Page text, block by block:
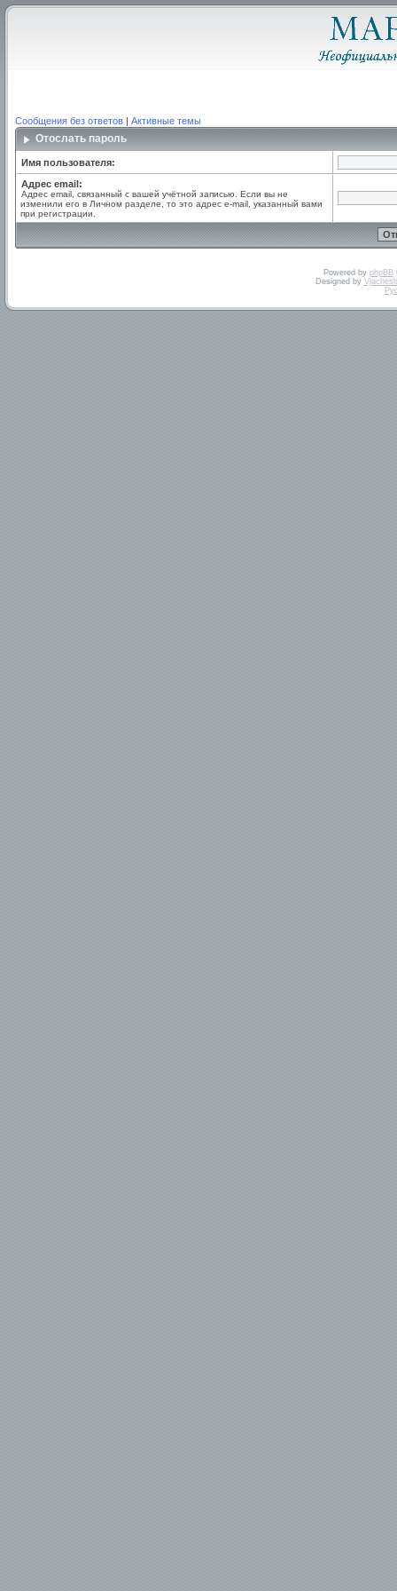
Сообщения без ответов | Активные темы
Отослать пароль
Имя пользователя:
Адрес email:
Адрес email, связанный с вашей учётной записью. Если вы не
изменили его в Личном разделе, то это адрес e-mail, указанный вами
при регистрации.
Powered by phpBB
Designed by